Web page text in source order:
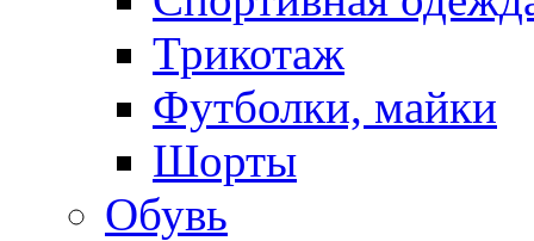
Трикотаж
Футболки, майки
Шорты
Обувь